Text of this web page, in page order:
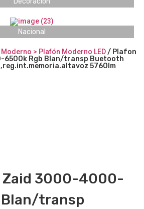
Nacional
> Plafón Moderno LED/ Plafon
6500k Rgb Blan/transp Buetooth
5760lm
Zaid 3000-4000-
transp